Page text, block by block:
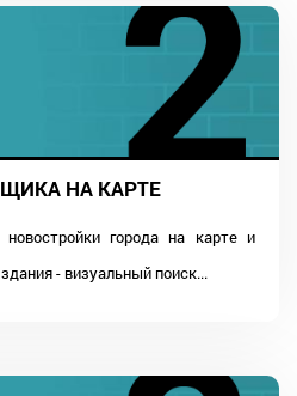
НА КАРТЕ
города на карте и
- визуальный поиск...